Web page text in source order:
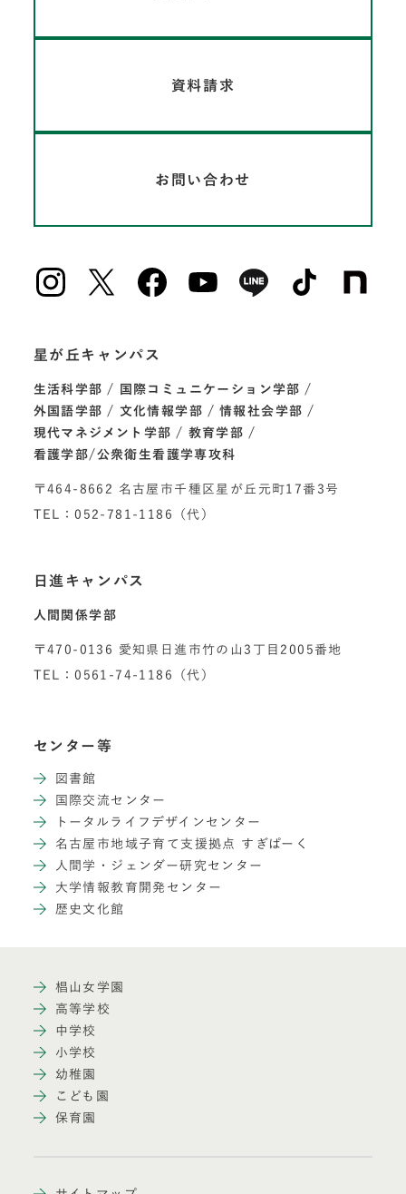
資料請求
お問い合わせ
星が丘キャンパス
生活科学部
国際コミュニケーション学部
外国語学部
文化情報学部
情報社会学部
現代マネジメント学部
教育学部
看護学部/公衆衛生看護学専攻科
〒464-8662 名古屋市千種区星が丘元町17番3号
TEL：052-781-1186（代）
日進キャンパス
人間関係学部
〒470-0136 愛知県日進市竹の山3丁目2005番地
TEL：0561-74-1186（代）
センター等
図書館
国際交流センター
トータルライフデザインセンター
名古屋市地域子育て支援拠点 すぎぱーく
人間学・ジェンダー研究センター
大学情報教育開発センター
歴史文化館
椙山女学園
高等学校
中学校
小学校
幼稚園
こども園
保育園